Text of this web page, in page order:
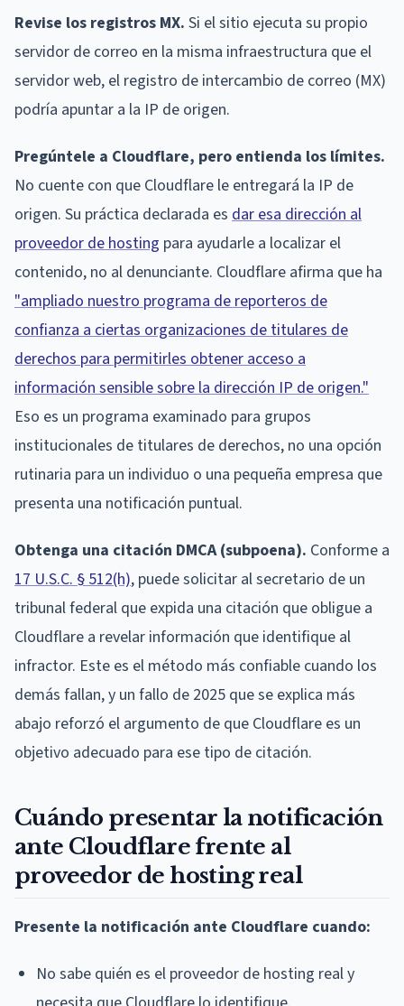
Revise los registros MX. Si el sitio ejecuta su propio
servidor de correo en la misma infraestructura que el
servidor web, el registro de intercambio de correo (MX)
podría apuntar a la IP de origen.
Pregúntele a Cloudflare, pero entienda los límites.
No cuente con que Cloudflare le entregará la IP de
origen. Su práctica declarada es dar esa dirección al
proveedor de hosting para ayudarle a localizar el
contenido, no al denunciante. Cloudflare afirma que ha
"ampliado nuestro programa de reporteros de
confianza a ciertas organizaciones de titulares de
derechos para permitirles obtener acceso a
información sensible sobre la dirección IP de origen."
Eso es un programa examinado para grupos
institucionales de titulares de derechos, no una opción
rutinaria para un individuo o una pequeña empresa que
presenta una notificación puntual.
Obtenga una citación DMCA (subpoena). Conforme a
17 U.S.C. § 512(h), puede solicitar al secretario de un
tribunal federal que expida una citación que obligue a
Cloudflare a revelar información que identifique al
infractor. Este es el método más confiable cuando los
demás fallan, y un fallo de 2025 que se explica más
abajo reforzó el argumento de que Cloudflare es un
objetivo adecuado para ese tipo de citación.
Cuándo presentar la notificación
ante Cloudflare frente al
proveedor de hosting real
Presente la notificación ante Cloudflare cuando:
No sabe quién es el proveedor de hosting real y